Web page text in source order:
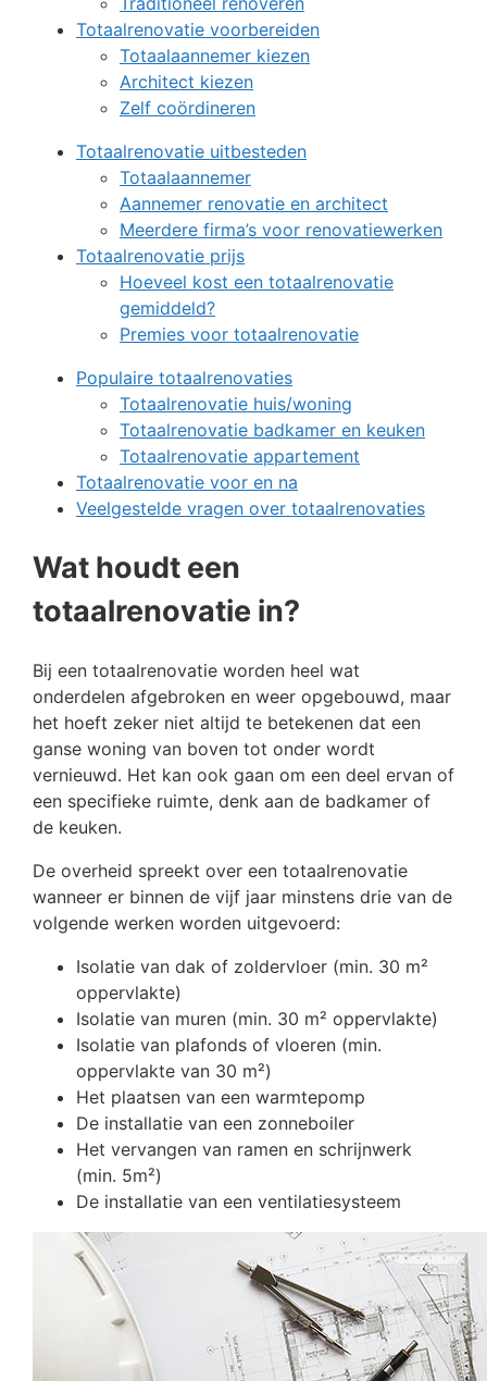
Totaalrenovatie voorbereiden
Totaalaannemer kiezen
Architect kiezen
Zelf coördineren
Totaalrenovatie uitbesteden
Totaalaannemer
Aannemer renovatie en architect
Meerdere firma’s voor renovatiewerken
Totaalrenovatie prijs
Hoeveel kost een totaalrenovatie
gemiddeld?
Premies voor totaalrenovatie
Populaire totaalrenovaties
Totaalrenovatie huis/woning
Totaalrenovatie badkamer en keuken
Totaalrenovatie appartement
Totaalrenovatie voor en na
Veelgestelde vragen over totaalrenovaties
Wat houdt een
totaalrenovatie in?
Bij een totaalrenovatie worden heel wat
onderdelen afgebroken en weer opgebouwd, maar
het hoeft zeker niet altijd te betekenen dat een
ganse woning van boven tot onder wordt
vernieuwd. Het kan ook gaan om een deel ervan of
een specifieke ruimte, denk aan de badkamer of
de keuken.
De overheid spreekt over een totaalrenovatie
wanneer er binnen de vijf jaar minstens drie van de
volgende werken worden uitgevoerd:
Isolatie van dak of zoldervloer (min. 30 m²
oppervlakte)
Isolatie van muren (min. 30 m² oppervlakte)
Isolatie van plafonds of vloeren (min.
oppervlakte van 30 m²)
Het plaatsen van een warmtepomp
De installatie van een zonneboiler
Het vervangen van ramen en schrijnwerk
(min. 5m²)
De installatie van een ventilatiesysteem